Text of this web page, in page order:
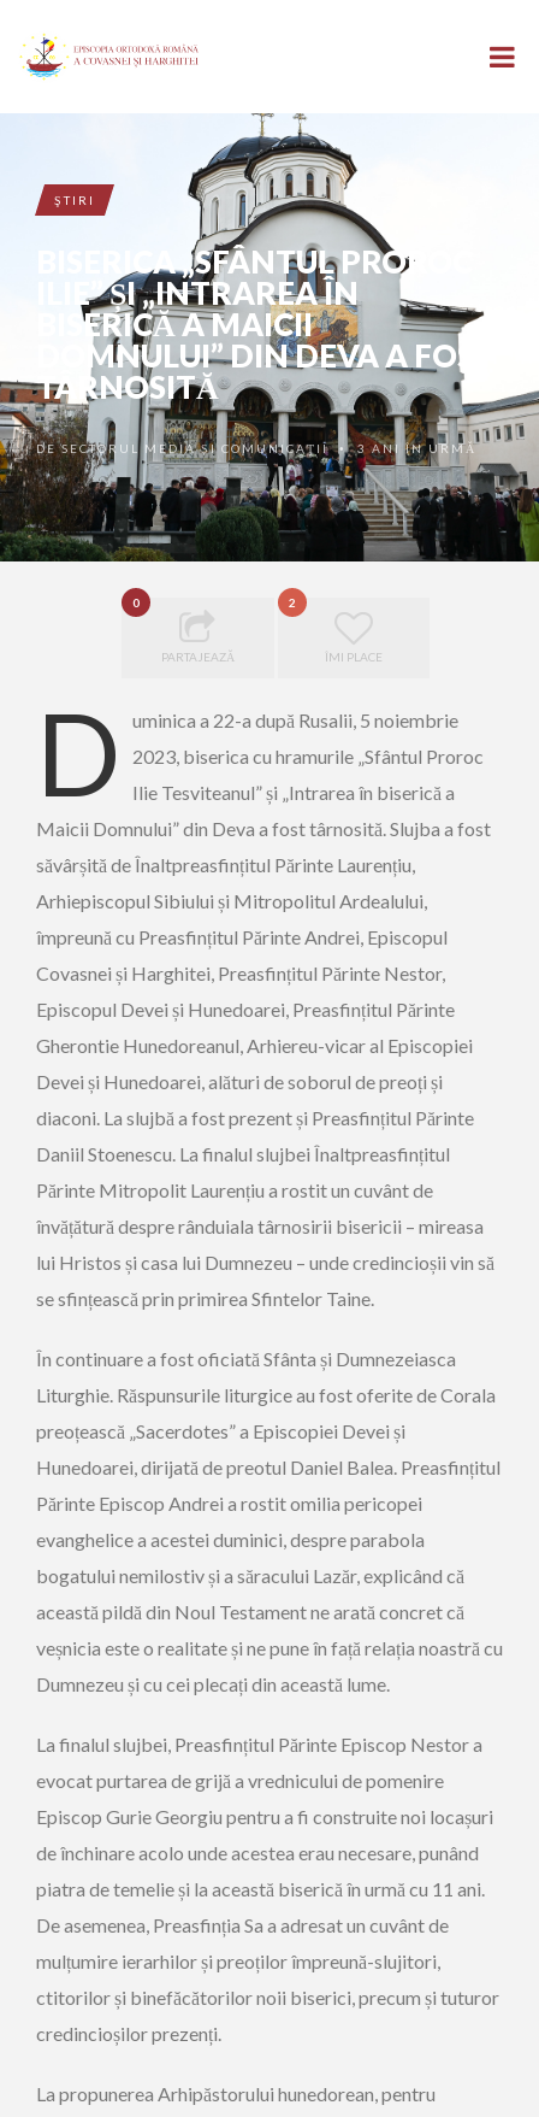
ŞTIRI
BISERICA „SFÂNTUL PROROC
ILIE” ȘI „INTRAREA ÎN
BISERICĂ A MAICII
DOMNULUI” DIN DEVA A FOST
TÂRNOSITĂ
DESECTORUL MEDIA ȘI COMUNICAȚII •3 ANI ÎN URMĂ
0
PARTAJEAZĂ
2
ÎMI PLACE
D
uminica a 22-a după Rusalii, 5 noiembrie
2023, biserica cu hramurile „Sfântul Proroc
Ilie Tesviteanul” și „Intrarea în biserică a
Maicii Domnului” din Deva a fost târnosită. Slujba a fost
săvârșită de Înaltpreasfințitul Părinte Laurențiu,
Arhiepiscopul Sibiului și Mitropolitul Ardealului,
împreună cu Preasfințitul Părinte Andrei, Episcopul
Covasnei și Harghitei, Preasfințitul Părinte Nestor,
Episcopul Devei și Hunedoarei, Preasfințitul Părinte
Gherontie Hunedoreanul, Arhiereu-vicar al Episcopiei
Devei și Hunedoarei, alături de soborul de preoți și
diaconi. La slujbă a fost prezent și Preasfințitul Părinte
Daniil Stoenescu. La finalul slujbei Înaltpreasfințitul
Părinte Mitropolit Laurențiu a rostit un cuvânt de
învățătură despre rânduiala târnosirii bisericii – mireasa
lui Hristos și casa lui Dumnezeu – unde credincioșii vin să
se sfințească prin primirea Sfintelor Taine.
În continuare a fost oficiată Sfânta și Dumnezeiasca
Liturghie. Răspunsurile liturgice au fost oferite de Corala
preoțească „Sacerdotes” a Episcopiei Devei și
Hunedoarei, dirijată de preotul Daniel Balea. Preasfințitul
Părinte Episcop Andrei a rostit omilia pericopei
evanghelice a acestei duminici, despre parabola
bogatului nemilostiv și a săracului Lazăr, explicând că
această pildă din Noul Testament ne arată concret că
veșnicia este o realitate și ne pune în față relația noastră cu
Dumnezeu și cu cei plecați din această lume.
La finalul slujbei, Preasfințitul Părinte Episcop Nestor a
evocat purtarea de grijă a vrednicului de pomenire
Episcop Gurie Georgiu pentru a fi construite noi locașuri
de închinare acolo unde acestea erau necesare, punând
piatra de temelie și la această biserică în urmă cu 11 ani.
De asemenea, Preasfinția Sa a adresat un cuvânt de
mulțumire ierarhilor și preoților împreună-slujitori,
ctitorilor și binefăcătorilor noii biserici, precum și tuturor
credincioșilor prezenți.
La propunerea Arhipăstorului hunedorean, pentru